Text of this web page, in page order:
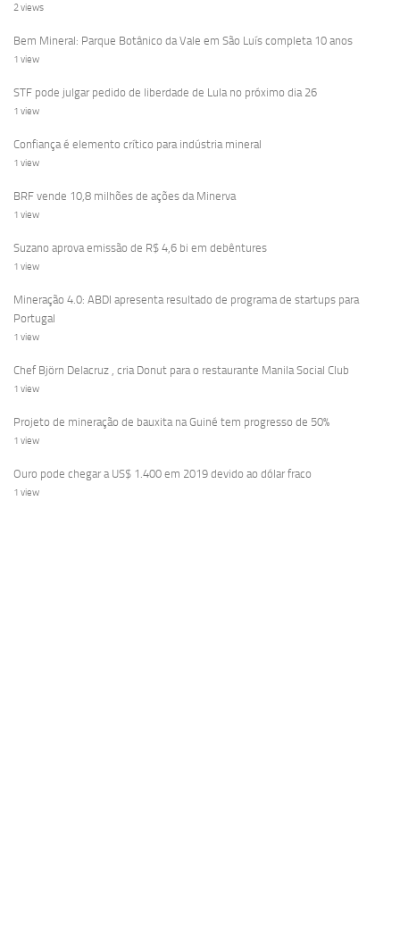
2 views
Bem Mineral: Parque Botânico da Vale em São Luís completa 10 anos
1 view
STF pode julgar pedido de liberdade de Lula no próximo dia 26
1 view
Confiança é elemento crítico para indústria mineral
1 view
BRF vende 10,8 milhões de ações da Minerva
1 view
Suzano aprova emissão de R$ 4,6 bi em debêntures
1 view
Mineração 4.0: ABDI apresenta resultado de programa de startups para
Portugal
1 view
Chef Björn Delacruz , cria Donut para o restaurante Manila Social Club
1 view
Projeto de mineração de bauxita na Guiné tem progresso de 50%
1 view
Ouro pode chegar a US$ 1.400 em 2019 devido ao dólar fraco
1 view